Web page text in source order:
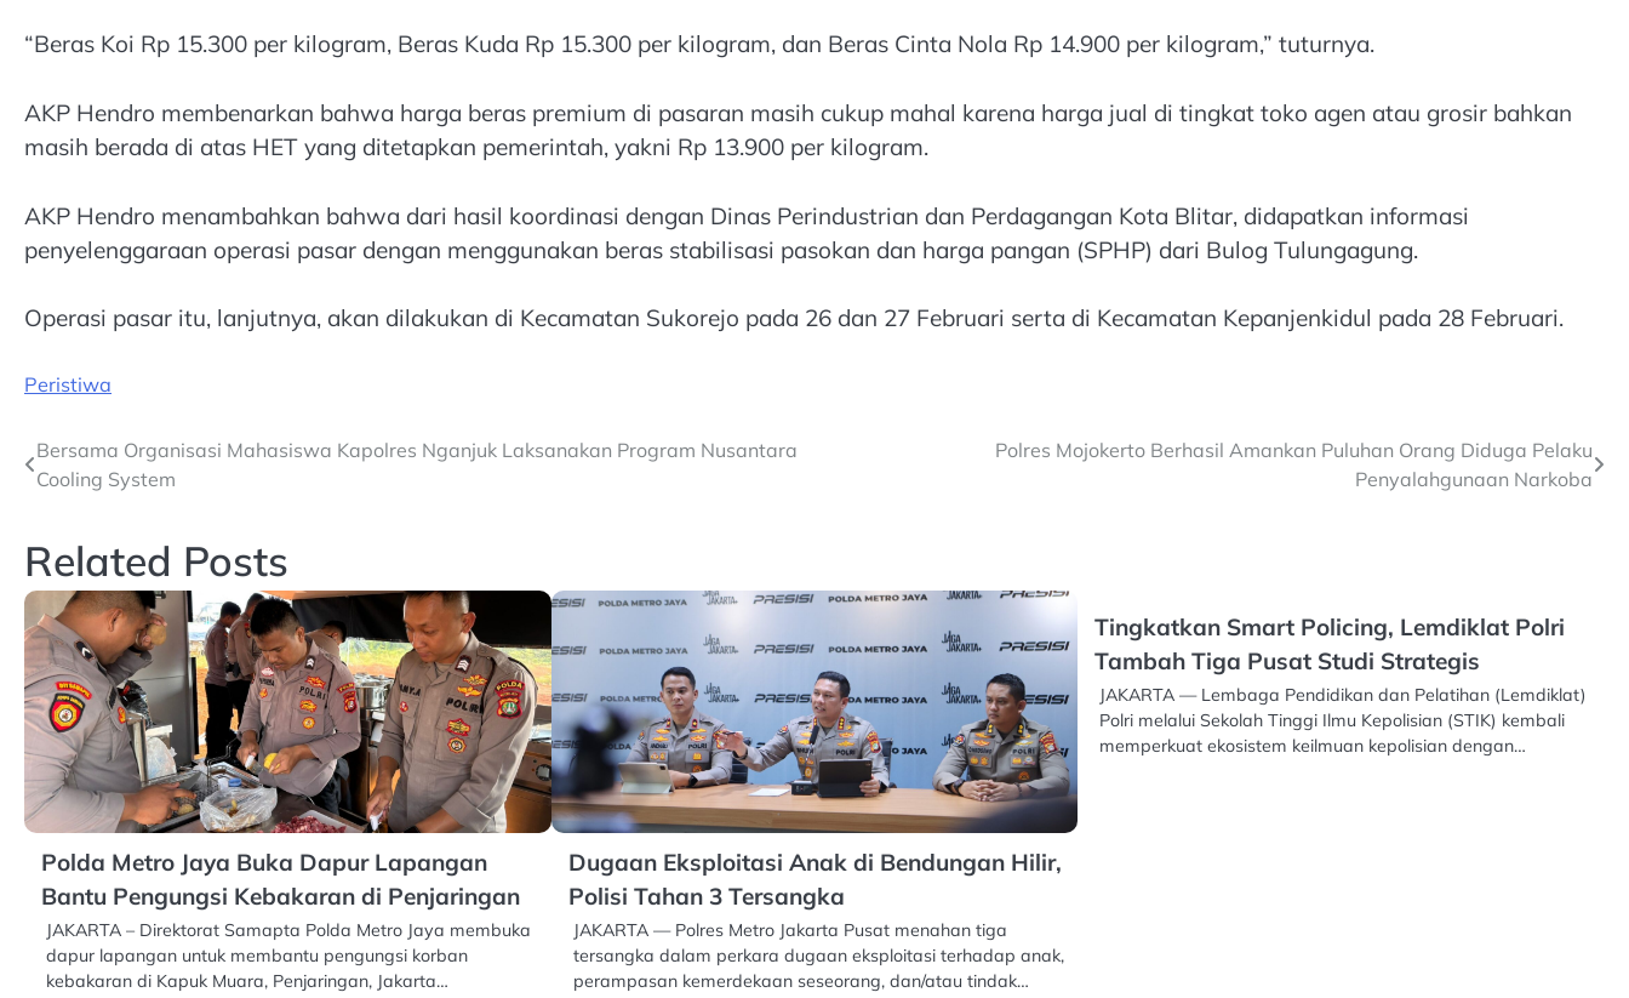
“Beras Koi Rp 15.300 per kilogram, Beras Kuda Rp 15.300 per kilogram, dan Beras Cinta Nola Rp 14.900 per kilogram,” tuturnya.
AKP Hendro membenarkan bahwa harga beras premium di pasaran masih cukup mahal karena harga jual di tingkat toko agen atau grosir bahkan
masih berada di atas HET yang ditetapkan pemerintah, yakni Rp 13.900 per kilogram.
AKP Hendro menambahkan bahwa dari hasil koordinasi dengan Dinas Perindustrian dan Perdagangan Kota Blitar, didapatkan informasi
penyelenggaraan operasi pasar dengan menggunakan beras stabilisasi pasokan dan harga pangan (SPHP) dari Bulog Tulungagung.
Operasi pasar itu, lanjutnya, akan dilakukan di Kecamatan Sukorejo pada 26 dan 27 Februari serta di Kecamatan Kepanjenkidul pada 28 Februari.
Peristiwa
Post
navigation
Bersama Organisasi Mahasiswa Kapolres Nganjuk Laksanakan Program Nusantara
Cooling System
Polres Mojokerto Berhasil Amankan Puluhan Orang Diduga Pelaku
Penyalahgunaan Narkoba
Related Posts
Polda Metro Jaya Buka Dapur Lapangan
Bantu Pengungsi Kebakaran di Penjaringan
JAKARTA – Direktorat Samapta Polda Metro Jaya membuka
dapur lapangan untuk membantu pengungsi korban
kebakaran di Kapuk Muara, Penjaringan, Jakarta…
Dugaan Eksploitasi Anak di Bendungan Hilir,
Polisi Tahan 3 Tersangka
JAKARTA — Polres Metro Jakarta Pusat menahan tiga
tersangka dalam perkara dugaan eksploitasi terhadap anak,
perampasan kemerdekaan seseorang, dan/atau tindak…
Tingkatkan Smart Policing, Lemdiklat Polri
Tambah Tiga Pusat Studi Strategis
JAKARTA — Lembaga Pendidikan dan Pelatihan (Lemdiklat)
Polri melalui Sekolah Tinggi Ilmu Kepolisian (STIK) kembali
memperkuat ekosistem keilmuan kepolisian dengan…